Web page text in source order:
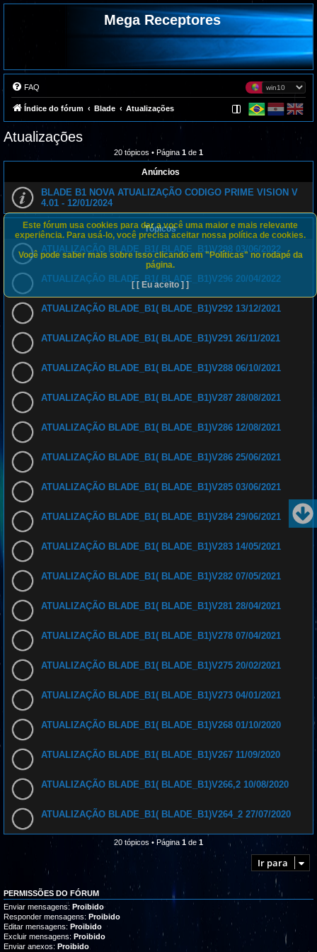
Mega Receptores
FAQ
Índice do fórum Blade Atualizações
Atualizações
20 tópicos • Página 1 de 1
Anúncios
BLADE B1 NOVA ATUALIZAÇÃO CODIGO PRIME VISION V
4.01 - 12/01/2024
Tópicos
ATUALIZAÇÃO BLADE_B1( BLADE_B1)V298 03/06/2022
ATUALIZAÇÃO BLADE_B1( BLADE_B1)V296 20/04/2022
ATUALIZAÇÃO BLADE_B1( BLADE_B1)V292 13/12/2021
ATUALIZAÇÃO BLADE_B1( BLADE_B1)V291 26/11/2021
ATUALIZAÇÃO BLADE_B1( BLADE_B1)V288 06/10/2021
ATUALIZAÇÃO BLADE_B1( BLADE_B1)V287 28/08/2021
ATUALIZAÇÃO BLADE_B1( BLADE_B1)V286 12/08/2021
ATUALIZAÇÃO BLADE_B1( BLADE_B1)V286 25/06/2021
ATUALIZAÇÃO BLADE_B1( BLADE_B1)V285 03/06/2021
ATUALIZAÇÃO BLADE_B1( BLADE_B1)V284 29/06/2021
ATUALIZAÇÃO BLADE_B1( BLADE_B1)V283 14/05/2021
ATUALIZAÇÃO BLADE_B1( BLADE_B1)V282 07/05/2021
ATUALIZAÇÃO BLADE_B1( BLADE_B1)V281 28/04/2021
ATUALIZAÇÃO BLADE_B1( BLADE_B1)V278 07/04/2021
ATUALIZAÇÃO BLADE_B1( BLADE_B1)V275 20/02/2021
ATUALIZAÇÃO BLADE_B1( BLADE_B1)V273 04/01/2021
ATUALIZAÇÃO BLADE_B1( BLADE_B1)V268 01/10/2020
ATUALIZAÇÃO BLADE_B1( BLADE_B1)V267 11/09/2020
ATUALIZAÇÃO BLADE_B1( BLADE_B1)V266,2 10/08/2020
ATUALIZAÇÃO BLADE_B1( BLADE_B1)V264_2 27/07/2020
20 tópicos • Página 1 de 1
Ir para
PERMISSÕES DO FÓRUM
Enviar mensagens: Proibido
Responder mensagens: Proibido
Editar mensagens: Proibido
Excluir mensagens: Proibido
Enviar anexos: Proibido
Este fórum usa cookies para dar a você uma maior e mais relevante
experiência. Para usá-lo, você precisa aceitar nossa política de cookies.
Você pode saber mais sobre isso clicando em "Políticas" no rodapé da
página.
[ [ Eu aceito ] ]